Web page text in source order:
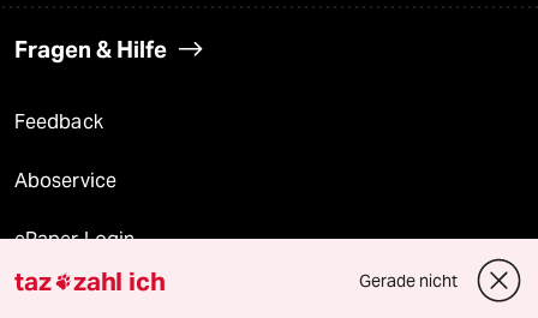
Fragen & Hilfe
Feedback
Aboservice
ePaper Login
Downloads für Abonnierende
taz zahl ich Gerade nicht